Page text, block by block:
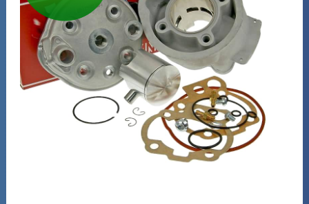
Moottoripyörän osat
Moottorikelkan osat
Mopoauton osat